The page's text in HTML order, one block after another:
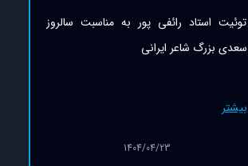
توئیت استاد رائفی پور درمورد عملکرد دولت
در تحریک گسل های قومیتی
بیشتر
1404/04/21